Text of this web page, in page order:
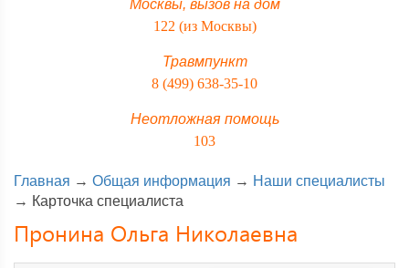
Москвы, вызов на дом
122 (из Москвы)
Травмпункт
8 (499) 638-35-10
Неотложная помощь
103
Главная → Общая информация → Наши специалисты
→ Карточка специалиста
Пронина Ольга Николаевна